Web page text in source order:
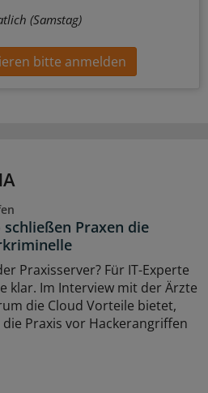
(Samstag)
bitte anmelden
Praxen die
Praxisserver? Für IT-Experte
klar. Im Interview mit der Ärzte
die Cloud Vorteile bietet,
Praxis vor Hackerangriffen